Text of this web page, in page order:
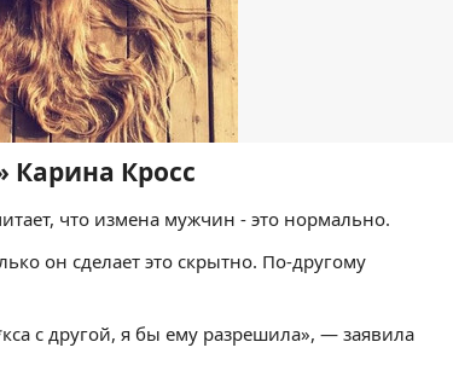
Кросс
что измена мужчин - это нормально.
он сделает это скрытно. По-другому
с другой, я бы ему разрешила», — заявила